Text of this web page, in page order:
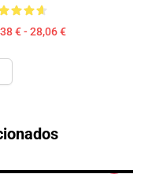
€ - 28,06 €